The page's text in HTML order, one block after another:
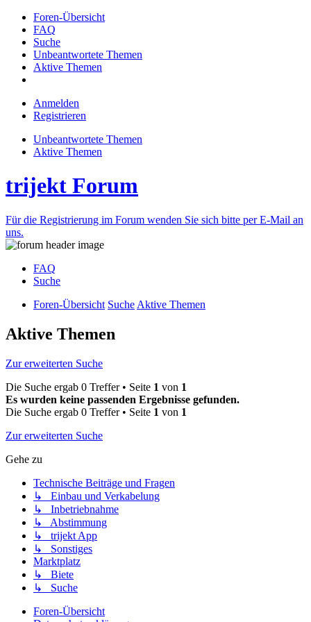
Foren-Übersicht
FAQ
Suche
Unbeantwortete Themen
Aktive Themen
Anmelden
Registrieren
Unbeantwortete Themen
Aktive Themen
trijekt Forum
Für die Registrierung im Forum wenden Sie sich bitte per E-Mail an
uns.
FAQ
Suche
Foren-Übersicht Suche Aktive Themen
Aktive Themen
Zur erweiterten Suche
Die Suche ergab 0 Treffer • Seite 1 von 1
Es wurden keine passenden Ergebnisse gefunden.
Die Suche ergab 0 Treffer • Seite 1 von 1
Zur erweiterten Suche
Gehe zu
Technische Beiträge und Fragen
↳ Einbau und Verkabelung
↳ Inbetriebnahme
↳ Abstimmung
↳ trijekt App
↳ Sonstiges
Marktplatz
↳ Biete
↳ Suche
Foren-Übersicht